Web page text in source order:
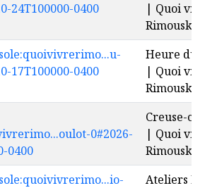
24T100000-0400
| Quoi
Rimouski
17T100000-0400
Heure du
| Quoi
Rimouski
0#2026-
0400
Creuse-
| Quoi
Rimouski
Ateliers